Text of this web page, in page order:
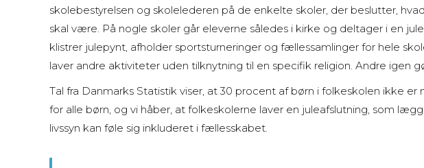
skolebestyrelsen og skolelederen på de enkelte skoler, der beslutter,
skal være. På nogle skoler går eleverne således i kirke og deltager i en
klistrer julepynt, afholder sportsturneringer og fællessamlinger for hele
laver andre aktiviteter uden tilknytning til en specifik religion. Andre igen
Tal fra Danmarks Statistik viser, at 30 procent af børn i folkeskolen ikke
for alle børn, og vi håber, at folkeskolerne laver en juleafslutning, som
livssyn kan føle sig inkluderet i fællesskabet.